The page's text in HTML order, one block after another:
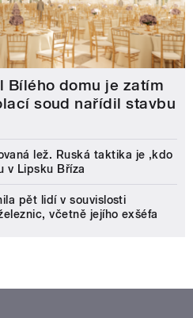
Bílého domu je zatím
soud nařídil stavbu
lež. Ruská taktika je ‚kdo
v Lipsku Bříza
pět lidí v souvislosti
včetně jejího exšéfa